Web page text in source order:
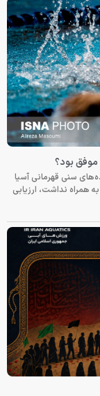
موفق بود؟
سنی قهرمانی آسیا
به همراه نداشت، ارزیابی